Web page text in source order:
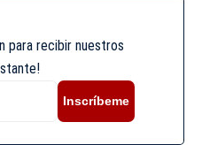
para recibir nuestros
Inscríbeme